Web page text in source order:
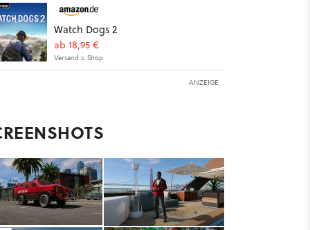
Watch Dogs 2
ab 18,95 €
Versand s. Shop
ANZEIGE